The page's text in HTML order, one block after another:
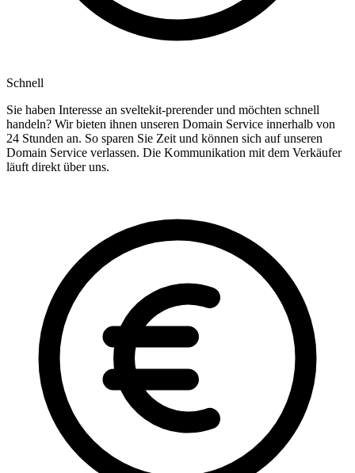
Schnell
Sie haben Interesse an sveltekit-prerender und möchten schnell
handeln? Wir bieten ihnen unseren Domain Service innerhalb von
24 Stunden an. So sparen Sie Zeit und können sich auf unseren
Domain Service verlassen. Die Kommunikation mit dem Verkäufer
läuft direkt über uns.